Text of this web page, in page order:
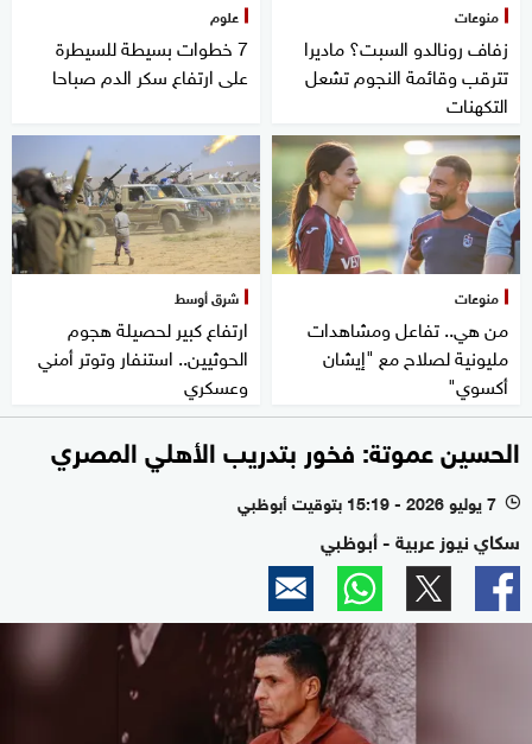
منوعات
زفاف رونالدو السبت؟ ماديرا
تترقب وقائمة النجوم تشعل
التكهنات
علوم
7 خطوات بسيطة للسيطرة
على ارتفاع سكر الدم صباحا
منوعات
من هي.. تفاعل ومشاهدات
مليونية لصلاح مع "إيشان
أكسوي"
شرق أوسط
ارتفاع كبير لحصيلة هجوم
الحوثيين.. استنفار وتوتر أمني
وعسكري
الحسين عموتة: فخور بتدريب الأهلي المصري
l 7 يوليو 2026 - 15:19 بتوقيت أبوظبي
سكاي نيوز عربية - أبوظبي